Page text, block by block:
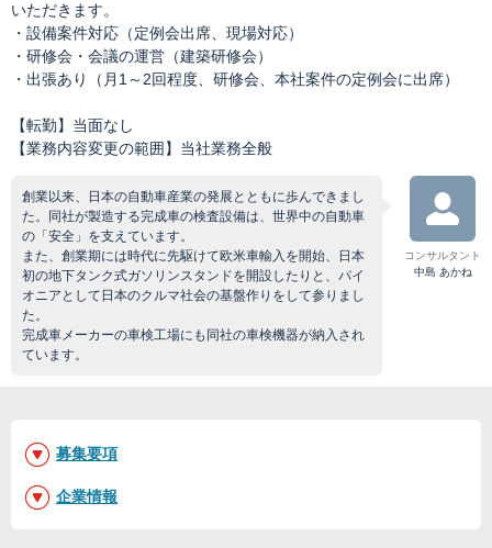
いただきます。
・設備案件対応（定例会出席、現場対応）
・研修会・会議の運営（建築研修会）
・出張あり（月1～2回程度、研修会、本社案件の定例会に出席）
【転勤】当面なし
【業務内容変更の範囲】当社業務全般
創業以来、日本の自動車産業の発展とともに歩んできまし
た。同社が製造する完成車の検査設備は、世界中の自動車
の「安全」を支えています。
また、創業期には時代に先駆けて欧米車輸入を開始、日本
初の地下タンク式ガソリンスタンドを開設したりと、パイ
オニアとして日本のクルマ社会の基盤作りをして参りまし
た。
完成車メーカーの車検工場にも同社の車検機器が納入され
ています。
コンサルタント
中島 あかね
募集要項
企業情報